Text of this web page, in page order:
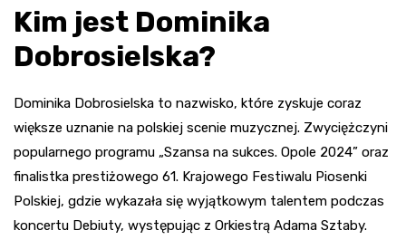
Kim jest Dominika
Dobrosielska?
Dominika Dobrosielska to nazwisko, które zyskuje coraz
większe uznanie na polskiej scenie muzycznej. Zwyciężczyni
popularnego programu „Szansa na sukces. Opole 2024” oraz
finalistka prestiżowego 61. Krajowego Festiwalu Piosenki
Polskiej, gdzie wykazała się wyjątkowym talentem podczas
koncertu Debiuty, występując z Orkiestrą Adama Sztaby.